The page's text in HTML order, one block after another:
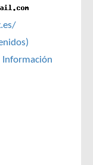
Información